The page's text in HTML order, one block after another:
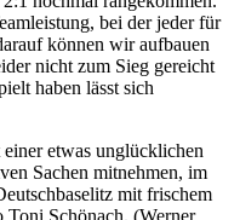
bei der jeder für
können wir aufbauen
nicht zum Sieg gereicht
haben lässt sich
etwas unglücklichen
Sachen mitnehmen, im
mit frischem